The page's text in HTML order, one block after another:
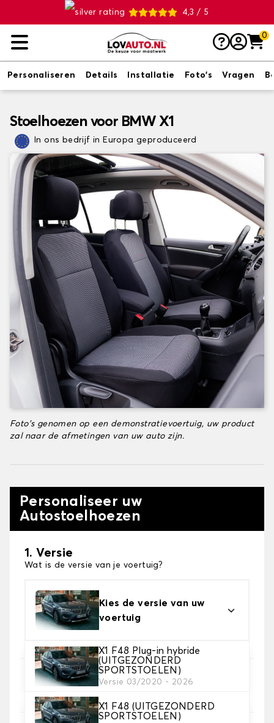
4,3 / 5
0
Personaliseren Details Installatie Foto's Vragen
Stoelhoezen voor BMW X1
In ons bedrijf in Europa geproduceerd
Foto's genomen op een demonstratievoertuig, uw product
zal naar de afmetingen van uw auto zijn.
Personaliseer uw
Autostoelhoezen
1. Versie
Wat is de versie van je voertuig?
Kies de versie van uw
voertuig
X1 F48 Plug-in hybride
(UITGEZONDERD
SPORTSTOELEN)
Versie 03/2020 - 2026
X1 F48 (UITGEZONDERD
SPORTSTOELEN)
2. Set hoezen